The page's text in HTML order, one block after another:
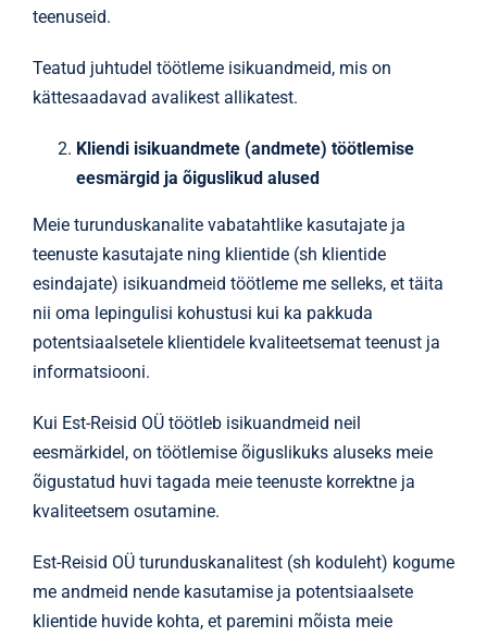
teenuseid.
Teatud juhtudel töötleme isikuandmeid, mis on
kättesaadavad avalikest allikatest.
Kliendi isikuandmete (andmete) töötlemise
eesmärgid ja õiguslikud alused
Meie turunduskanalite vabatahtlike kasutajate ja
teenuste kasutajate ning klientide (sh klientide
esindajate) isikuandmeid töötleme me selleks, et täita
nii oma lepingulisi kohustusi kui ka pakkuda
potentsiaalsetele klientidele kvaliteetsemat teenust ja
informatsiooni.
Kui Est-Reisid OÜ töötleb isikuandmeid neil
eesmärkidel, on töötlemise õiguslikuks aluseks meie
õigustatud huvi tagada meie teenuste korrektne ja
kvaliteetsem osutamine.
Est-Reisid OÜ turunduskanalitest (sh koduleht) kogume
me andmeid nende kasutamise ja potentsiaalsete
klientide huvide kohta, et paremini mõista meie